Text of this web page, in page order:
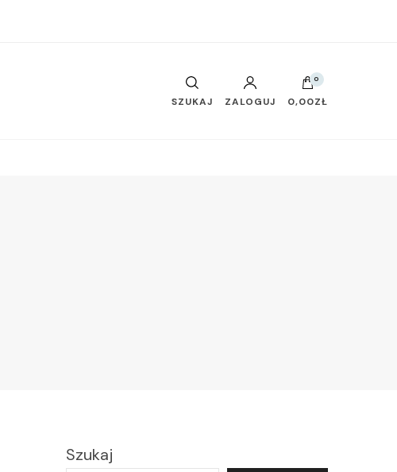
SZUKAJ ZALOGUJ
0
0,00ZŁ
Szukaj